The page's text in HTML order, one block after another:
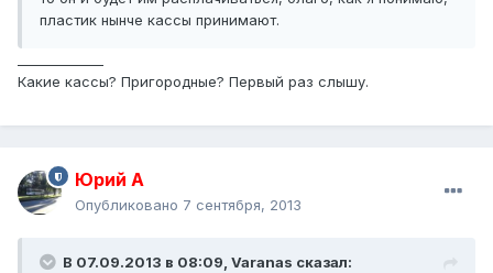
пластик нынче кассы принимают.
Какие кассы? Пригородные? Первый раз слышу.
Юрий А
Опубликовано 7 сентября, 2013
В 07.09.2013 в 08:09, Varanas сказал: